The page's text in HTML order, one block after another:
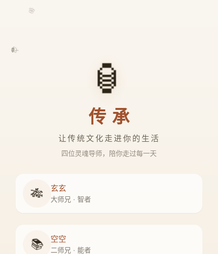
🍃
🌸
🏮
传承
让传统文化走进你的生活
四位灵魂导师，陪你走过每一天
🎋 玄玄
大师兄 · 智者
📚 空空
二师兄 · 能者